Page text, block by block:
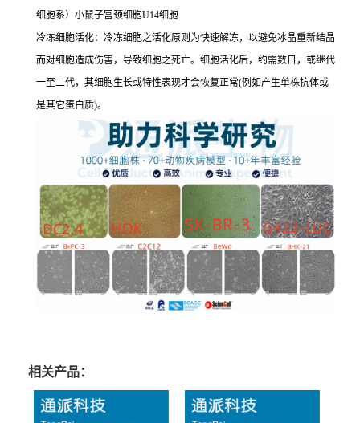
细胞系）小鼠子宫颈细胞U14细胞
冷冻细胞活化：冷冻细胞之活化原则为快速解冻，以避免冰晶重新结晶
而对细胞造成伤害，导致细胞之死亡。细胞活化后，约需数日，或继代
一至二代，其细胞生长或特性表现才会恢复正常(例如产生单株抗体或
是其它蛋白质)。
相关产品：